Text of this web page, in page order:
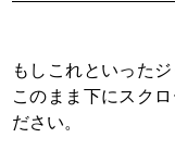
もしこれといった
このまま下にスク
ださい。